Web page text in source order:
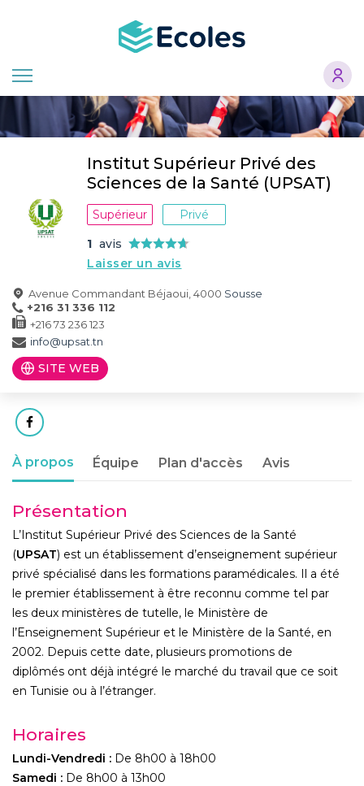
principal
Institut Supérieur Privé des
Sciences de la Santé (UPSAT)
Supérieur
Privé
1 avis
Laisser un avis
Avenue Commandant Béjaoui, 4000 Sousse
+216 31 336 112
+216 73 236 123
info@upsat.tn
SITE WEB
À propos Équipe Plan d'accès Avis
Présentation
L’Institut Supérieur Privé des Sciences de la Santé
(UPSAT) est un établissement d’enseignement supérieur
privé spécialisé dans les formations paramédicales. Il a été
le premier établissement à être reconnu comme tel par
les deux ministères de tutelle, le Ministère de
l’Enseignement Supérieur et le Ministère de la Santé, en
2002. Depuis cette date, plusieurs promotions de
diplômés ont déjà intégré le marché du travail que ce soit
en Tunisie ou à l’étranger.
Horaires
Lundi-Vendredi : De 8h00 à 18h00
Samedi : De 8h00 à 13h00